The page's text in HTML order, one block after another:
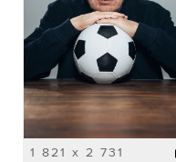
1 821 x 2 731